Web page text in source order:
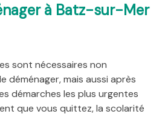
à Batz-sur-Mer
sont nécessaires non
déménager, mais aussi après
démarches les plus urgentes
que vous quittez, la scolarité